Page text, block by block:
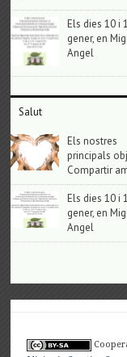
Els dies 10 i
gener, en
Angel
Salut
Els nostres
principals
Compartir
Els dies 10 i
gener, en
Angel